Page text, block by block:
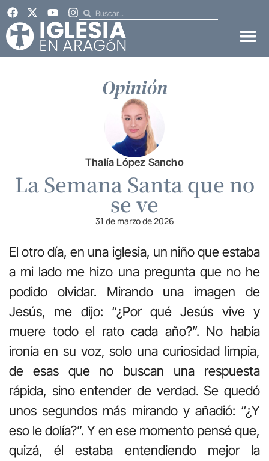
Opinión
Thalía López Sancho
La Semana Santa que no
se ve
31 de marzo de 2026
El otro día, en una iglesia, un niño que estaba
a mi lado me hizo una pregunta que no he
podido olvidar. Mirando una imagen de
Jesús, me dijo: “¿Por qué Jesús vive y
muere todo el rato cada año?”. No había
ironía en su voz, solo una curiosidad limpia,
de esas que no buscan una respuesta
rápida, sino entender de verdad. Se quedó
unos segundos más mirando y añadió: “¿Y
eso le dolía?”. Y en ese momento pensé que,
quizá, él estaba entendiendo mejor la